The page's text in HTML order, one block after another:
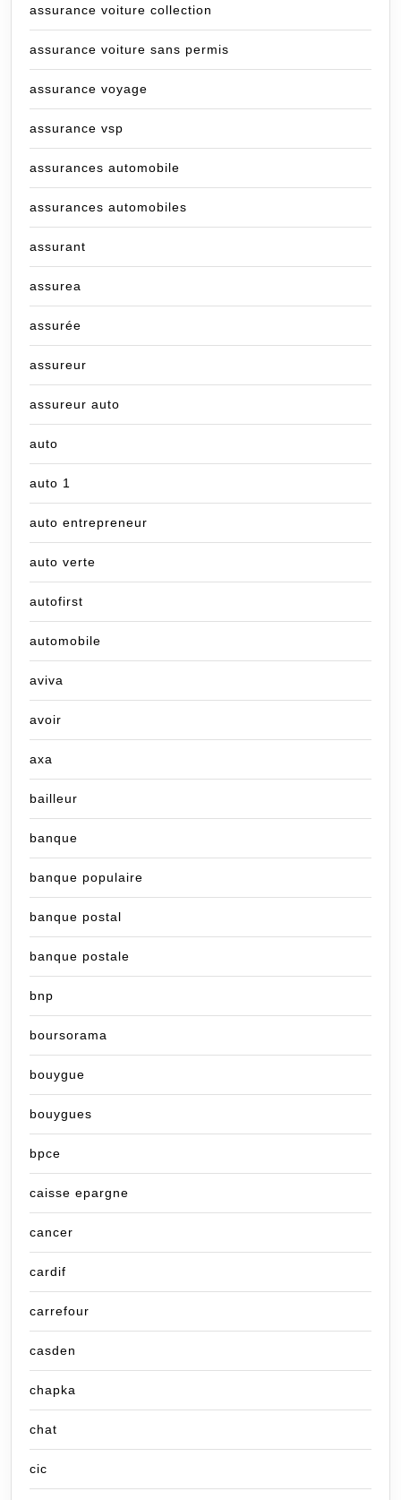
assurance voiture collection
assurance voiture sans permis
assurance voyage
assurance vsp
assurances automobile
assurances automobiles
assurant
assurea
assurée
assureur
assureur auto
auto
auto 1
auto entrepreneur
auto verte
autofirst
automobile
aviva
avoir
axa
bailleur
banque
banque populaire
banque postal
banque postale
bnp
boursorama
bouygue
bouygues
bpce
caisse epargne
cancer
cardif
carrefour
casden
chapka
chat
cic